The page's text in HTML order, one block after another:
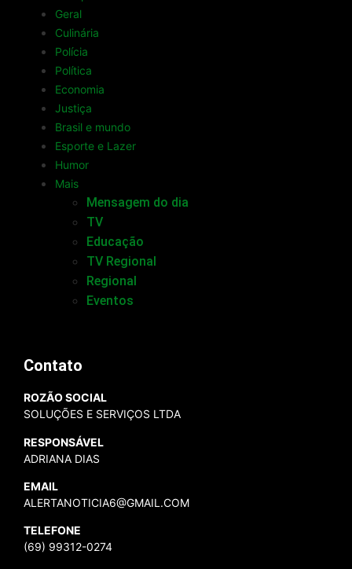
Geral
Culinária
Polícia
Política
Economia
Justiça
Brasil e mundo
Esporte e Lazer
Humor
Mais
Mensagem do dia
TV
Educação
TV Regional
Regional
Eventos
Contato
ROZÃO SOCIAL
SOLUÇÕES E SERVIÇOS LTDA
RESPONSÁVEL
ADRIANA DIAS
EMAIL
ALERTANOTICIA6@GMAIL.COM
TELEFONE
(69) 99312-0274